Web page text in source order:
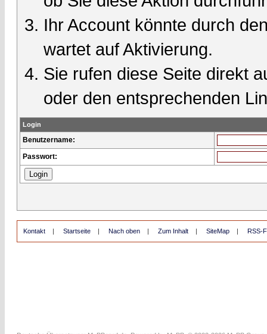
Ihr Account könnte durch
wartet auf Aktivierung.
Sie rufen diese Seite direkt
oder den entsprechenden
Login
Benutzername:
Passwort:
Kontakt | Startseite | Nach oben | Zum Inhalt | SiteMap | RSS-